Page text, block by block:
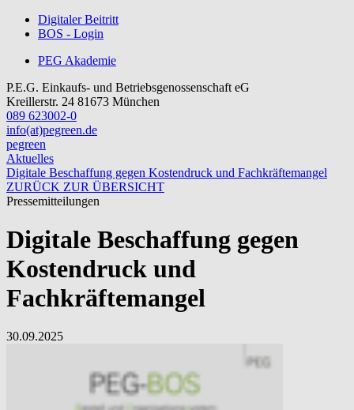
Digitaler Beitritt
BOS - Login
PEG Akademie
P.E.G. Einkaufs- und Betriebsgenossenschaft eG
Kreillerstr. 24 81673 München
089 623002-0
info(at)pegreen.de
pegreen
Aktuelles
Digitale Beschaffung gegen Kostendruck und Fachkräftemangel
ZURÜCK ZUR ÜBERSICHT
Pressemitteilungen
Digitale Beschaffung gegen
Kostendruck und
Fachkräftemangel
30.09.2025